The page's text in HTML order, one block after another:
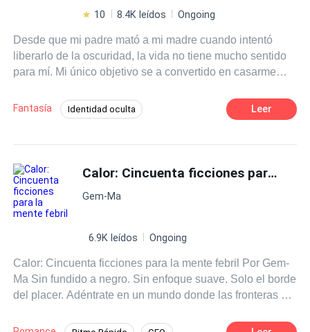
10 8.4K leídos Ongoing
Desde que mi padre mató a mi madre cuando intentó
liberarlo de la oscuridad, la vida no tiene mucho sentido
para mí. Mi único objetivo se a convertido en casarme
asesinarlo. Pero mis poderes no son nada comparados
con los de mi mamá, la última elfa, y no estoy segura de
espalda a mi reino para proteger con mi vida a la persona
que amo, incluso si eso significa que deba liberar el
candado que me a protegido durante todos estos años de
destruirme a mí misma.
Fantasía Identidad oculta
POV en primera persona
Leer
Calor: Cincuenta ficciones para la mente febril
Gem-Ma
6.9K leídos Ongoing
Calor: Cincuenta ficciones para la mente febril Por Gem-
Ma Sin fundido a negro. Sin enfoque suave. Solo el borde
del placer. Adéntrate en un mundo donde las fronteras se
encienden.Desde peleas secretas de almohadas y